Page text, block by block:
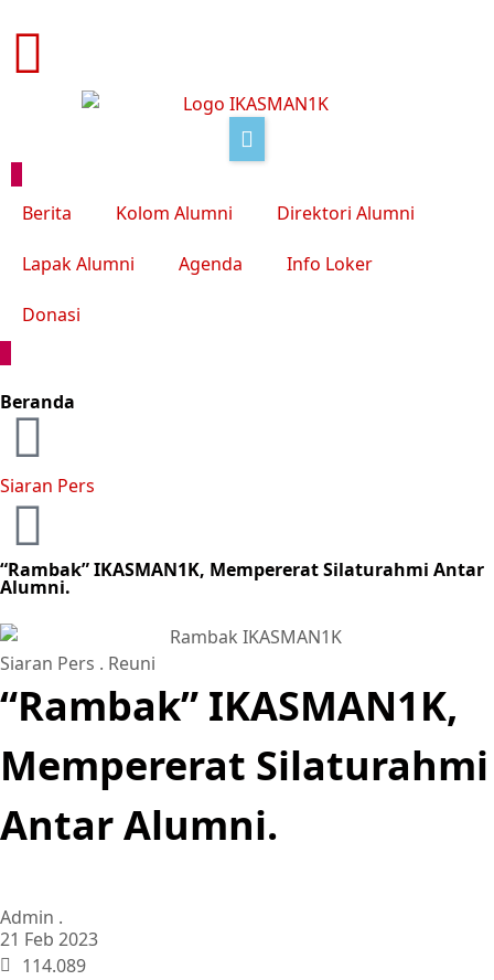
Berita Kolom Alumni Direktori Alumni
Lapak Alumni Agenda Info Loker
Donasi
Beranda
Siaran Pers
“Rambak” IKASMAN1K, Mempererat Silaturahmi Antar
Alumni.
Siaran Pers . Reuni
“Rambak” IKASMAN1K,
Mempererat Silaturahmi
Antar Alumni.
Admin .
21 Feb 2023
114.089